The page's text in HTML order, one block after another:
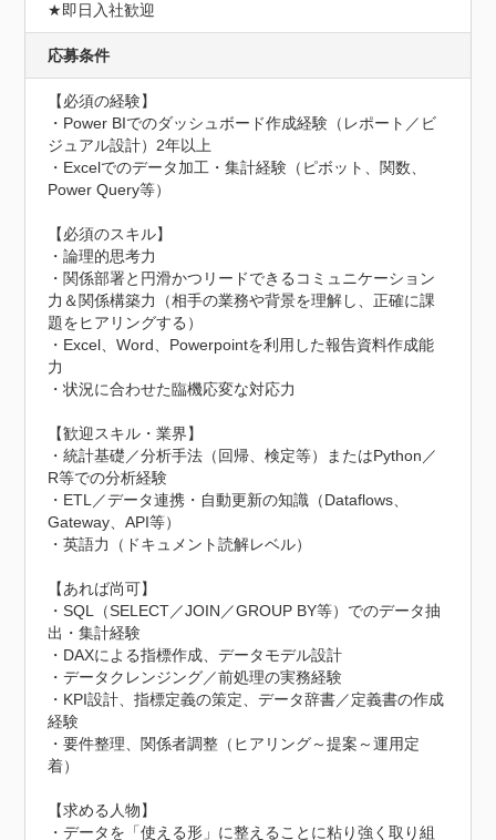
★即日入社歓迎
応募条件
【必須の経験】
・Power BIでのダッシュボード作成経験（レポート／ビ
ジュアル設計）2年以上
・Excelでのデータ加工・集計経験（ピボット、関数、
Power Query等）
【必須のスキル】
・論理的思考力
・関係部署と円滑かつリードできるコミュニケーション
力＆関係構築力（相手の業務や背景を理解し、正確に課
題をヒアリングする）
・Excel、Word、Powerpointを利用した報告資料作成能
力
・状況に合わせた臨機応変な対応力
【歓迎スキル・業界】
・統計基礎／分析手法（回帰、検定等）またはPython／
R等での分析経験
・ETL／データ連携・自動更新の知識（Dataflows、
Gateway、API等）
・英語力（ドキュメント読解レベル）
【あれば尚可】
・SQL（SELECT／JOIN／GROUP BY等）でのデータ抽
出・集計経験
・DAXによる指標作成、データモデル設計
・データクレンジング／前処理の実務経験
・KPI設計、指標定義の策定、データ辞書／定義書の作成
経験
・要件整理、関係者調整（ヒアリング～提案～運用定
着）
【求める人物】
・データを「使える形」に整えることに粘り強く取り組